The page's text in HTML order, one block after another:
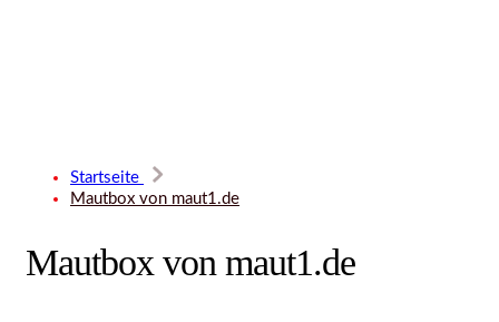
Startseite
Mautbox von maut1.de
Mautbox von maut1.de